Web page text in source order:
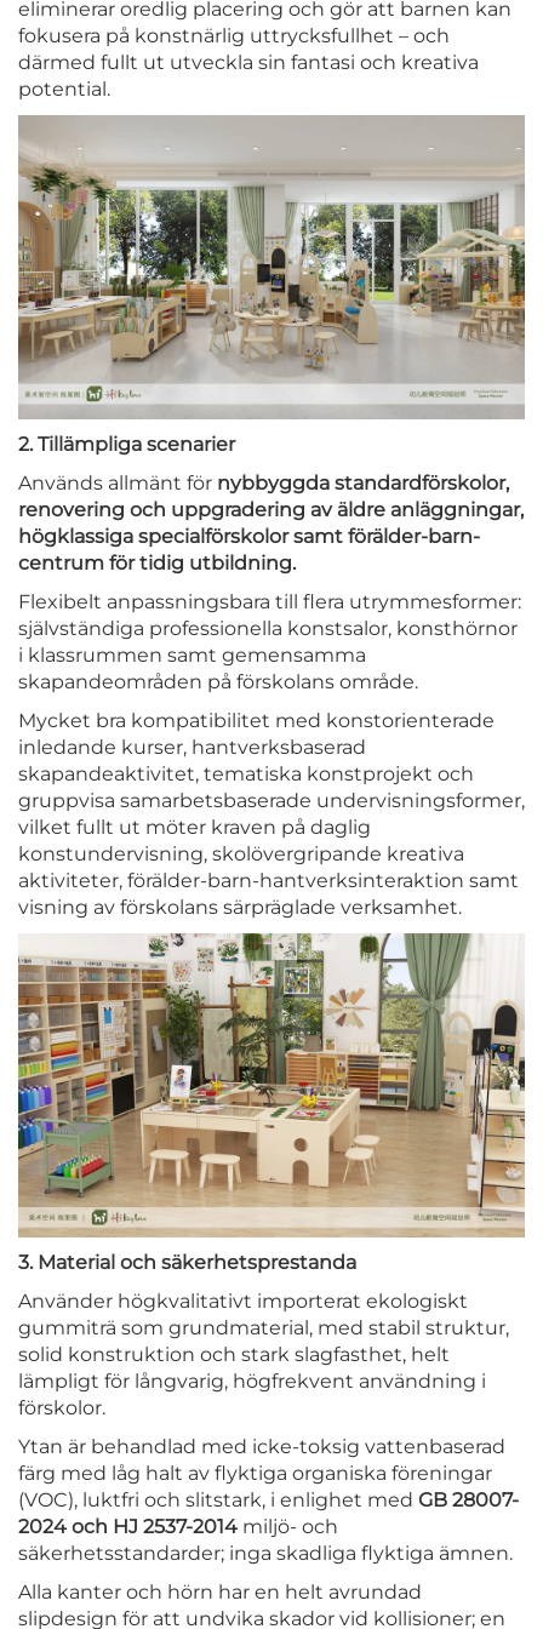
eliminerar oredlig placering och gör att barnen kan
fokusera på konstnärlig uttrycksfullhet – och
därmed fullt ut utveckla sin fantasi och kreativa
potential.
2. Tillämpliga scenarier
Används allmänt för nybbyggda standardförskolor,
renovering och uppgradering av äldre anläggningar,
högklassiga specialförskolor samt förälder-barn-
centrum för tidig utbildning.
Flexibelt anpassningsbara till flera utrymmesformer:
självständiga professionella konstsalor, konsthörnor
i klassrummen samt gemensamma
skapandeområden på förskolans område.
Mycket bra kompatibilitet med konstorienterade
inledande kurser, hantverksbaserad
skapandeaktivitet, tematiska konstprojekt och
gruppvisa samarbetsbaserade undervisningsformer,
vilket fullt ut möter kraven på daglig
konstundervisning, skolövergripande kreativa
aktiviteter, förälder-barn-hantverksinteraktion samt
visning av förskolans särpräglade verksamhet.
3. Material och säkerhetsprestanda
Använder högkvalitativt importerat ekologiskt
gummiträ som grundmaterial, med stabil struktur,
solid konstruktion och stark slagfasthet, helt
lämpligt för långvarig, högfrekvent användning i
förskolor.
Ytan är behandlad med icke-toksig vattenbaserad
färg med låg halt av flyktiga organiska föreningar
(VOC), luktfri och slitstark, i enlighet med GB 28007-
2024 och HJ 2537-2014 miljö- och
säkerhetsstandarder; inga skadliga flyktiga ämnen.
Alla kanter och hörn har en helt avrundad
slipdesign för att undvika skador vid kollisioner; en